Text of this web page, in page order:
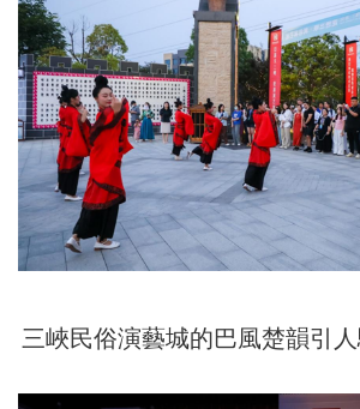
三峽民俗演藝城的巴風楚韻引